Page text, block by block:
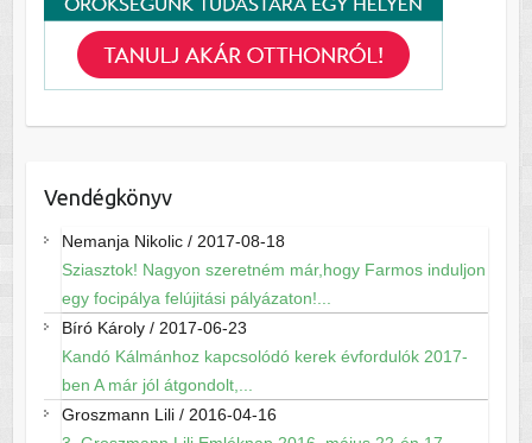
Vendégkönyv
Nemanja Nikolic/ 2017-08-18
Sziasztok! Nagyon szeretném már,hogy Farmos induljon
egy focipálya felújitási pályázaton!...
Bíró Károly/ 2017-06-23
Kandó Kálmánhoz kapcsolódó kerek évfordulók 2017-
ben A már jól átgondolt,...
Groszmann Lili/ 2016-04-16